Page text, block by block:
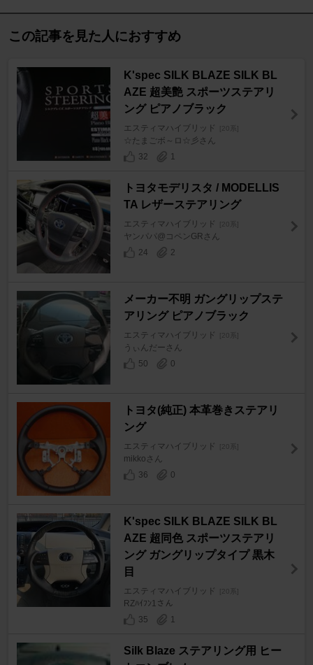
この記事を見た人におすすめ
K'spec SILK BLAZE SILK BL
AZE 超美艶 スポーツステアリ
ング ピアノブラック
エスティマハイブリッド [20系]
☆たまごボ～ロ☆彡さん
32
1
トヨタモデリスタ / MODELLIS
TA レザーステアリング
エスティマハイブリッド [20系]
ヤンパパ@コペンGRさん
24
2
メーカー不明 ガングリップステ
アリング ピアノブラック
エスティマハイブリッド [20系]
うぃんだーさん
50
0
トヨタ(純正) 本革巻きステアリ
ング
エスティマハイブリッド [20系]
mikkoさん
36
0
K'spec SILK BLAZE SILK BL
AZE 超同色 スポーツステアリ
ング ガングリップタイプ 黒木
目
エスティマハイブリッド [20系]
RZﾊｲﾌﾝ1さん
35
1
Silk Blaze ステアリング用 ヒー